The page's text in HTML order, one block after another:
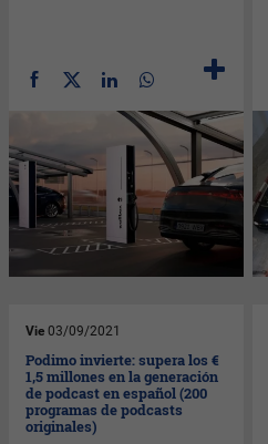
Vie 03/09/2021
Podimo invierte: supera los €
1,5 millones en la generación
de podcast en español (200
programas de podcasts
originales)